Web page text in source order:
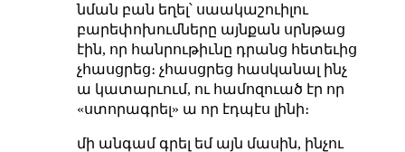
նման բան եղել՝ սաակաշուիլու
բարեփոխումները այնքան սրնթաց
էին, որ հանրութիւնը դրանց հետեւից
չհասցրեց։ չհասցրեց հասկանալ ինչ
ա կատարւում, ու համոզուած էր որ
«ստորագրել» ա որ էդպէս լինի։
մի անգամ գրել եմ այն մասին, ինչու